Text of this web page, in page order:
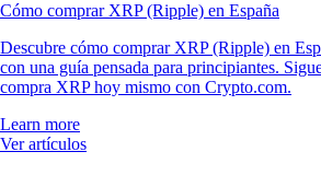
Cómo comprar XRP (Ripple) en España
Descubre cómo comprar XRP (Ripple) en
con una guía pensada para principiantes.
compra XRP hoy mismo con Crypto.com.
Learn more
Ver artículos